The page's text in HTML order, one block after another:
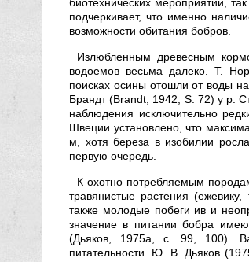
подчеркивает, что именно
возможности обитания бобров.
Излюбленным древесным
водоемов весьма далеко. Т.
поисках осины отошли от воды
Брандт (Brandt, 1942, S. 72) у р.
наблюдения исключительно
Швеции установлено, что
м, хотя береза в изобилии
первую очередь.
К охотно потребляемым
травянистые растения
также молодые побеги ив и
значение в питании бобра
(Дьяков, 1975а, с. 99, 100).
питательности. Ю. В. Дьяков